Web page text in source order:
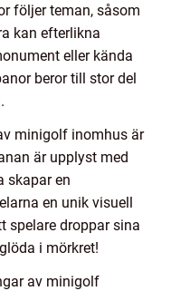
följer teman, såsom
kan efterlikna
eller kända
beror till stor del
minigolf inomhus är
är upplyst med
skapar en
en unik visuell
spelare droppar sina
i mörkret!
av minigolf